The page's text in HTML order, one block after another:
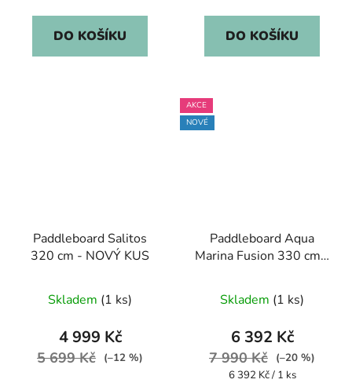
DO KOŠÍKU DO KOŠÍKU
Paddleboard Salitos
320 cm - NOVÝ KUS
Skladem (1 ks)
4 999 Kč
5 699 Kč (–12 %)
AKCE
NOVÉ
Paddleboard Aqua
Marina Fusion 330 cm -
Skladem (1 ks)
6 392 Kč
7 990 Kč
(–20 %)
Měrná
6 392 Kč / 1 ks